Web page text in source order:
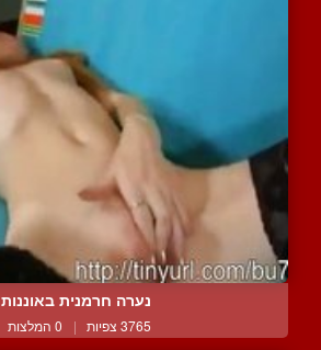
נערה חרמנית באוננות
3765 צפיות | 0 המלצות